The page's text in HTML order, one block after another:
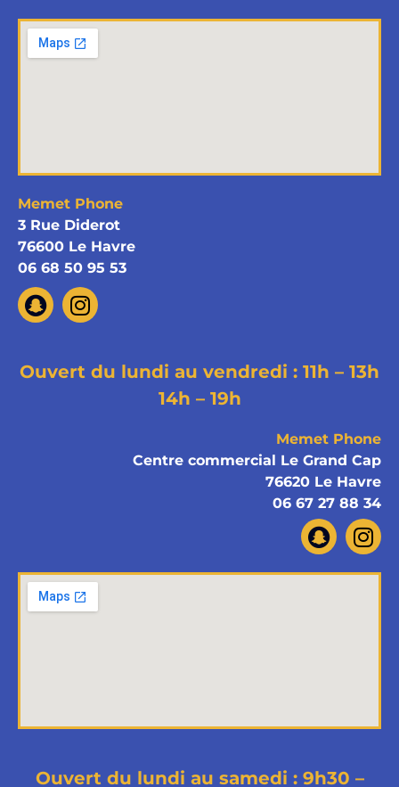
Memet Phone
3 Rue Diderot
76600 Le Havre
06 68 50 95 53
Ouvert du lundi au vendredi : 11h – 13h
14h – 19h
Memet Phone
Centre commercial Le Grand Cap
76620 Le Havre
06 67 27 88 34
Ouvert du lundi au samedi : 9h30 –